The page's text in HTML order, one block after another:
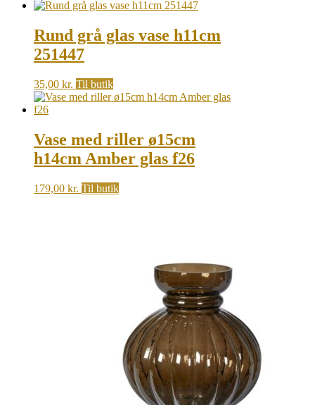
Rund grå glas vase h11cm
251447
35,00 kr. Til butik
Vase med riller ø15cm
h14cm Amber glas f26
179,00 kr. Til butik